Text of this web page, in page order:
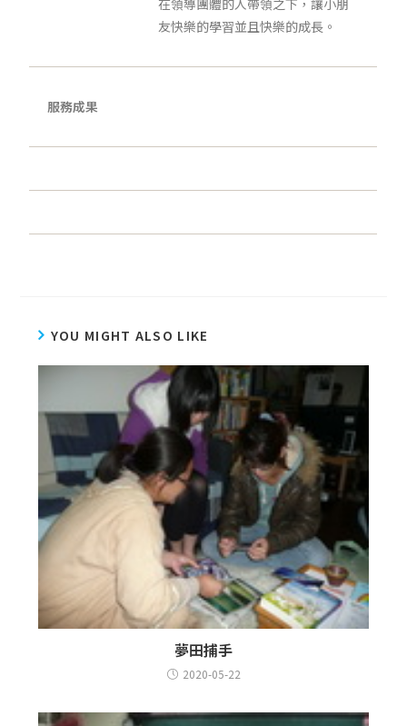
在領導團體的人帶領之下，讓小朋
友快樂的學習並且快樂的成長。
服務成果
YOU MIGHT ALSO LIKE
夢田捕手
2020-05-22